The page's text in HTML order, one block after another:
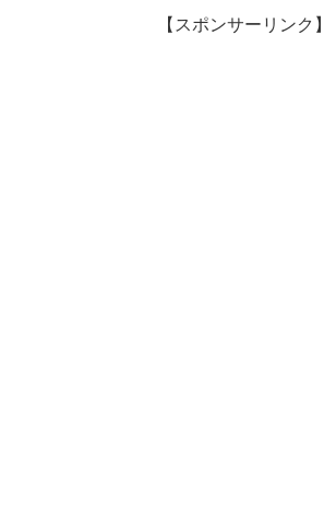
【スポンサーリンク】